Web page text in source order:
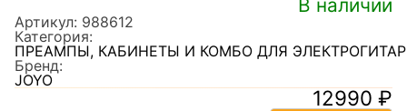
12990 ₽
В наличии
Артикул: 988612
Категория:
ПРЕАМПЫ, КАБИНЕТЫ И КОМБО ДЛЯ ЭЛЕКТРОГИТАР
Бренд:
JOYO